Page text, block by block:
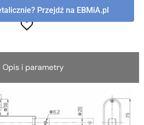
Przejdź na EBMiA.pl
Opis i parametry